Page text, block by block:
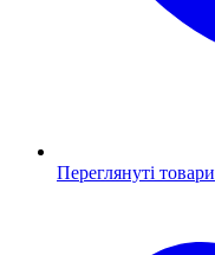
Переглянуті товари